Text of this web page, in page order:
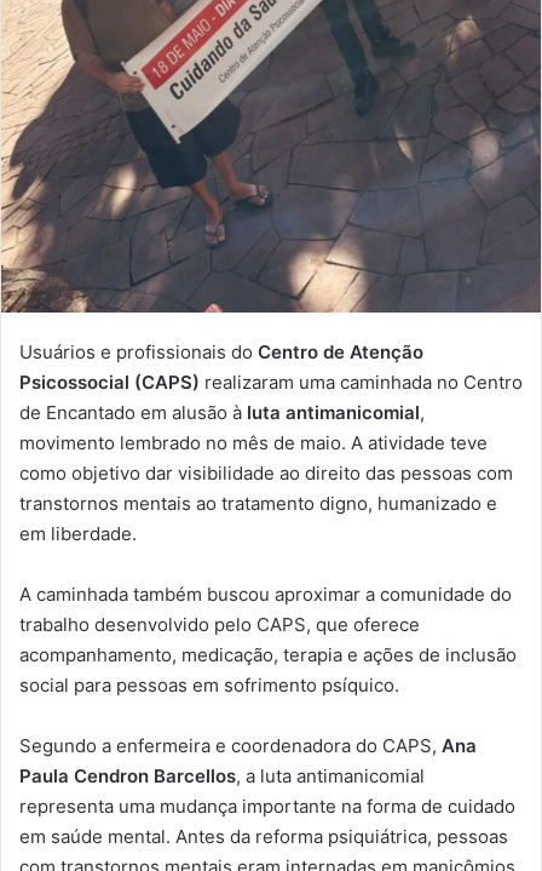
Usuários e profissionais do Centro de Atenção
Psicossocial (CAPS) realizaram uma caminhada no Centro
de Encantado em alusão à luta antimanicomial,
movimento lembrado no mês de maio. A atividade teve
como objetivo dar visibilidade ao direito das pessoas com
transtornos mentais ao tratamento digno, humanizado e
em liberdade.
A caminhada também buscou aproximar a comunidade do
trabalho desenvolvido pelo CAPS, que oferece
acompanhamento, medicação, terapia e ações de inclusão
social para pessoas em sofrimento psíquico.
Segundo a enfermeira e coordenadora do CAPS, Ana
Paula Cendron Barcellos, a luta antimanicomial
representa uma mudança importante na forma de cuidado
em saúde mental. Antes da reforma psiquiátrica, pessoas